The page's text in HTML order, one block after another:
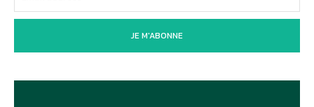
JE M'ABONNE